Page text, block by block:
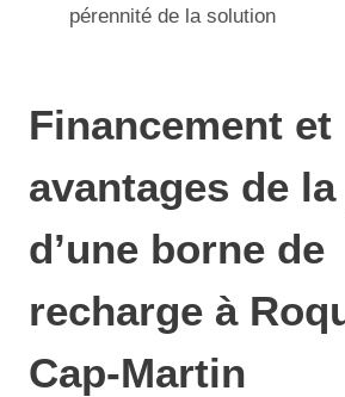
pérennité de la solution
Financement et
avantages de
d’une borne de
recharge à
Cap-Martin